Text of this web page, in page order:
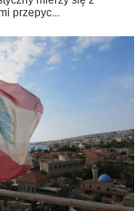
przepyc...